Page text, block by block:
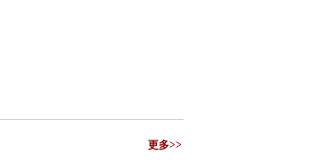
更多>>